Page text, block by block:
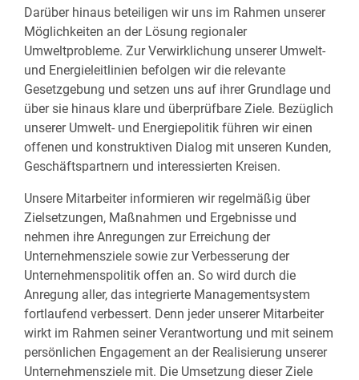
Darüber hinaus beteiligen wir uns im Rahmen unserer
Möglichkeiten an der Lösung regionaler
Umweltprobleme. Zur Verwirklichung unserer Umwelt-
und Energieleitlinien befolgen wir die relevante
Gesetzgebung und setzen uns auf ihrer Grundlage und
über sie hinaus klare und überprüfbare Ziele. Bezüglich
unserer Umwelt- und Energiepolitik führen wir einen
offenen und konstruktiven Dialog mit unseren Kunden,
Geschäftspartnern und interessierten Kreisen.
Unsere Mitarbeiter informieren wir regelmäßig über
Zielsetzungen, Maßnahmen und Ergebnisse und
nehmen ihre Anregungen zur Erreichung der
Unternehmensziele sowie zur Verbesserung der
Unternehmenspolitik offen an. So wird durch die
Anregung aller, das integrierte Managementsystem
fortlaufend verbessert. Denn jeder unserer Mitarbeiter
wirkt im Rahmen seiner Verantwortung und mit seinem
persönlichen Engagement an der Realisierung unserer
Unternehmensziele mit. Die Umsetzung dieser Ziele